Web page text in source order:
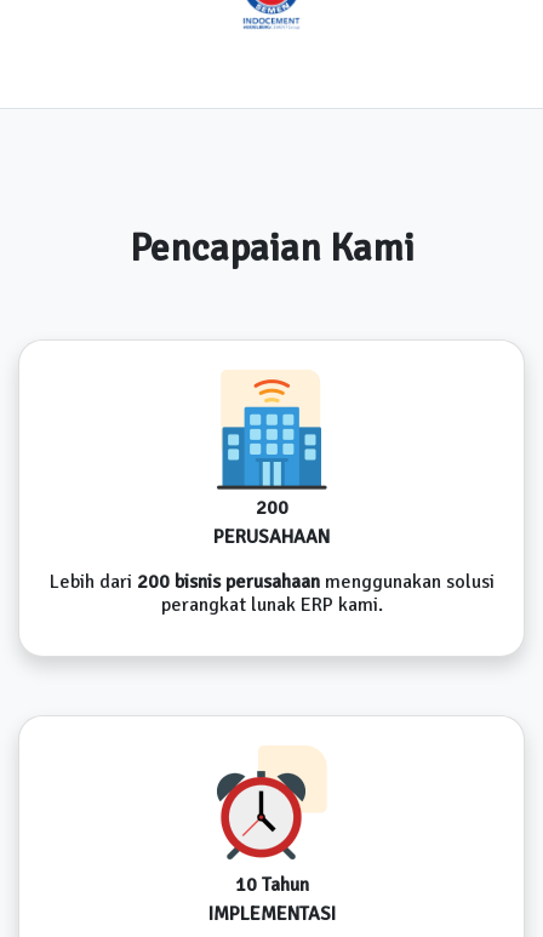
Pencapaian Kami
200
PERUSAHAAN
Lebih dari 200 bisnis perusahaanmenggunakan solusi
perangkat lunak ERP kami.
10 Tahun
IMPLEMENTASI